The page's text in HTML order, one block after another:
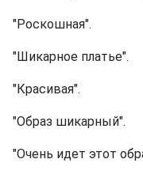
"Роскошная".
"Шикарное платье".
"Красивая".
"Образ шикарный".
"Очень идет этот